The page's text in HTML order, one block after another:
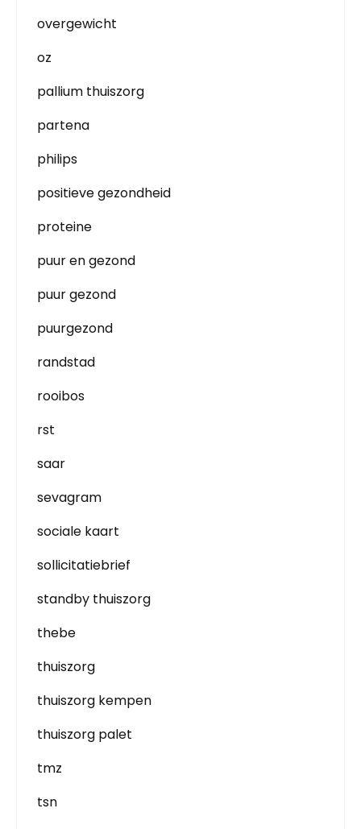
overgewicht
oz
pallium thuiszorg
partena
philips
positieve gezondheid
proteine
puur en gezond
puur gezond
puurgezond
randstad
rooibos
rst
saar
sevagram
sociale kaart
sollicitatiebrief
standby thuiszorg
thebe
thuiszorg
thuiszorg kempen
thuiszorg palet
tmz
tsn